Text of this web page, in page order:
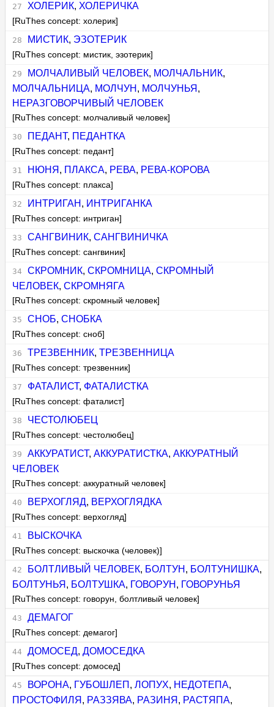
ХОЛЕРИК, ХОЛЕРИЧКА
[RuThes concept: холерик]
МИСТИК, ЭЗОТЕРИК
[RuThes concept: мистик, эзотерик]
МОЛЧАЛИВЫЙ ЧЕЛОВЕК, МОЛЧАЛЬНИК,
МОЛЧАЛЬНИЦА, МОЛЧУН , МОЛЧУНЬЯ ,
НЕРАЗГОВОРЧИВЫЙ ЧЕЛОВЕК
[RuThes concept: молчаливый человек]
ПЕДАНТ, ПЕДАНТКА
[RuThes concept: педант]
НЮНЯ , ПЛАКСА, РЕВА, РЕВА-КОРОВА
[RuThes concept: плакса]
ИНТРИГАН , ИНТРИГАНКА
[RuThes concept: интриган]
САНГВИНИК, САНГВИНИЧКА
[RuThes concept: сангвиник]
СКРОМНИК, СКРОМНИЦА, СКРОМНЫЙ
ЧЕЛОВЕК,СКРОМНЯГА
[RuThes concept: скромный человек]
СНОБ, СНОБКА
[RuThes concept: сноб]
ТРЕЗВЕННИК, ТРЕЗВЕННИЦА
[RuThes concept: трезвенник]
ФАТАЛИСТ, ФАТАЛИСТКА
[RuThes concept: фаталист]
ЧЕСТОЛЮБЕЦ
[RuThes concept: честолюбец]
АККУРАТИСТ, АККУРАТИСТКА, АККУРАТНЫЙ
ЧЕЛОВЕК
[RuThes concept: аккуратный человек]
ВЕРХОГЛЯД, ВЕРХОГЛЯДКА
[RuThes concept: верхогляд]
ВЫСКОЧКА
[RuThes concept: выскочка (человек)]
БОЛТЛИВЫЙ ЧЕЛОВЕК, БОЛТУН , БОЛТУНИШКА,
БОЛТУНЬЯ , БОЛТУШКА, ГОВОРУН , ГОВОРУНЬЯ
[RuThes concept: говорун, болтливый человек]
ДЕМАГОГ
[RuThes concept: демагог]
ДОМОСЕД, ДОМОСЕДКА
[RuThes concept: домосед]
ВОРОНА, ГУБОШЛЕП , ЛОПУХ, НЕДОТЕПА,
ПРОСТОФИЛЯ , РАЗЗЯВА, РАЗИНЯ , РАСТЯПА,